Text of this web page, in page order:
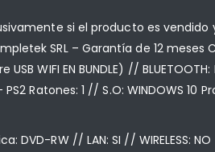
si el producto es
SRL – Garantía de 12 meses
USB WIFI EN BUNDLE) //
PS2 Ratones: 1 // S.O: WINDOWS
RW // LAN: SI // WIRELESS: NO